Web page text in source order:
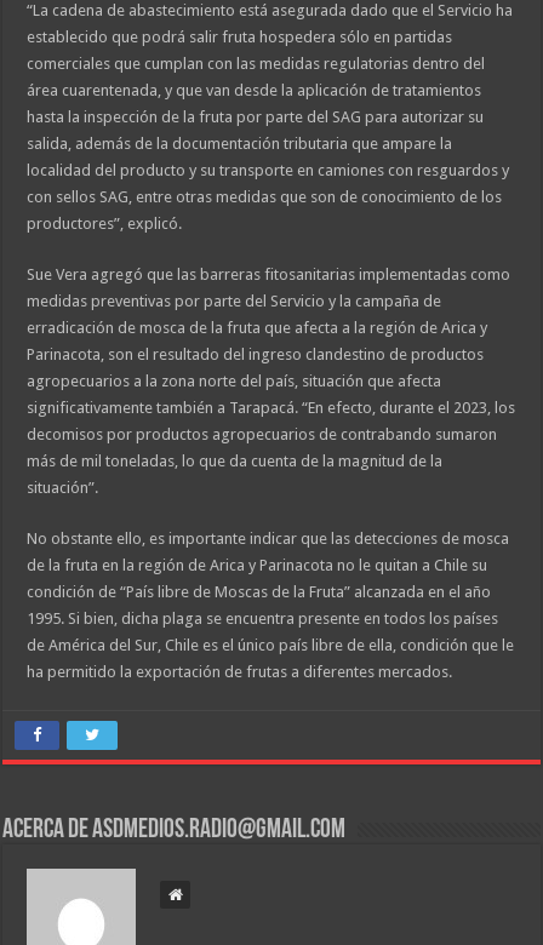
“La cadena de abastecimiento está asegurada dado que el Servicio ha
establecido que podrá salir fruta hospedera sólo en partidas
comerciales que cumplan con las medidas regulatorias dentro del
área cuarentenada, y que van desde la aplicación de tratamientos
hasta la inspección de la fruta por parte del SAG para autorizar su
salida, además de la documentación tributaria que ampare la
localidad del producto y su transporte en camiones con resguardos y
con sellos SAG, entre otras medidas que son de conocimiento de los
productores”, explicó.
Sue Vera agregó que las barreras fitosanitarias implementadas como
medidas preventivas por parte del Servicio y la campaña de
erradicación de mosca de la fruta que afecta a la región de Arica y
Parinacota, son el resultado del ingreso clandestino de productos
agropecuarios a la zona norte del país, situación que afecta
significativamente también a Tarapacá. “En efecto, durante el 2023, los
decomisos por productos agropecuarios de contrabando sumaron
más de mil toneladas, lo que da cuenta de la magnitud de la
situación”.
No obstante ello, es importante indicar que las detecciones de mosca
de la fruta en la región de Arica y Parinacota no le quitan a Chile su
condición de “País libre de Moscas de la Fruta” alcanzada en el año
1995. Si bien, dicha plaga se encuentra presente en todos los países
de América del Sur, Chile es el único país libre de ella, condición que le
ha permitido la exportación de frutas a diferentes mercados.
Acerca de asdmedios.radio@gmail.com